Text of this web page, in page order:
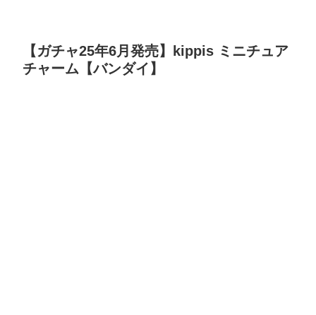
【ガチャ25年6月発売】kippis ミニチュア
チャーム【バンダイ】